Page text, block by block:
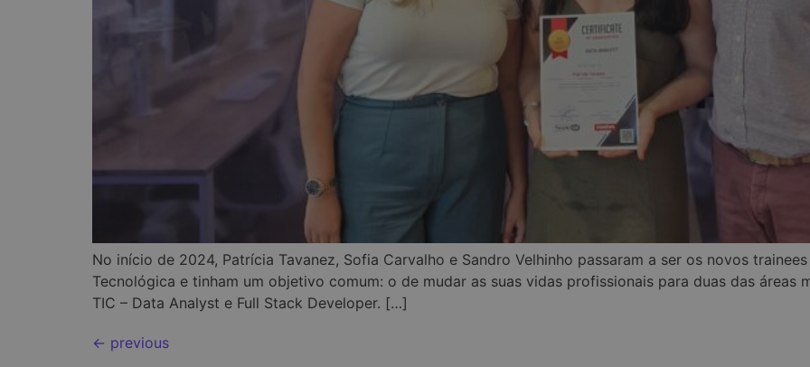
No início de 2024, Patrícia Tavanez, Sofia Carvalho e Sandro Velhinho passaram a ser os novos
Tecnológica e tinham um objetivo comum: o de mudar as suas vidas profissionais para duas das áreas
TIC – Data Analyst e Full Stack Developer. […]
← previous